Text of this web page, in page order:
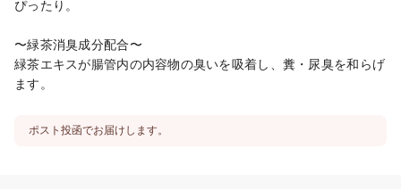
ぴったり。
〜緑茶消臭成分配合〜
緑茶エキスが腸管内の内容物の臭いを吸着し、糞・尿臭を和らげ
ます。
ポスト投函でお届けします。